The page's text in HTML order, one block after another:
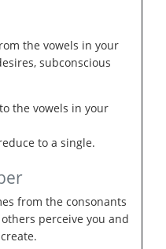
the vowels in your
subconscious
the vowels in your
to a single.
from the consonants
perceive you and